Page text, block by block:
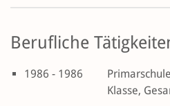
Berufliche
1986 - 1986
Klasse,